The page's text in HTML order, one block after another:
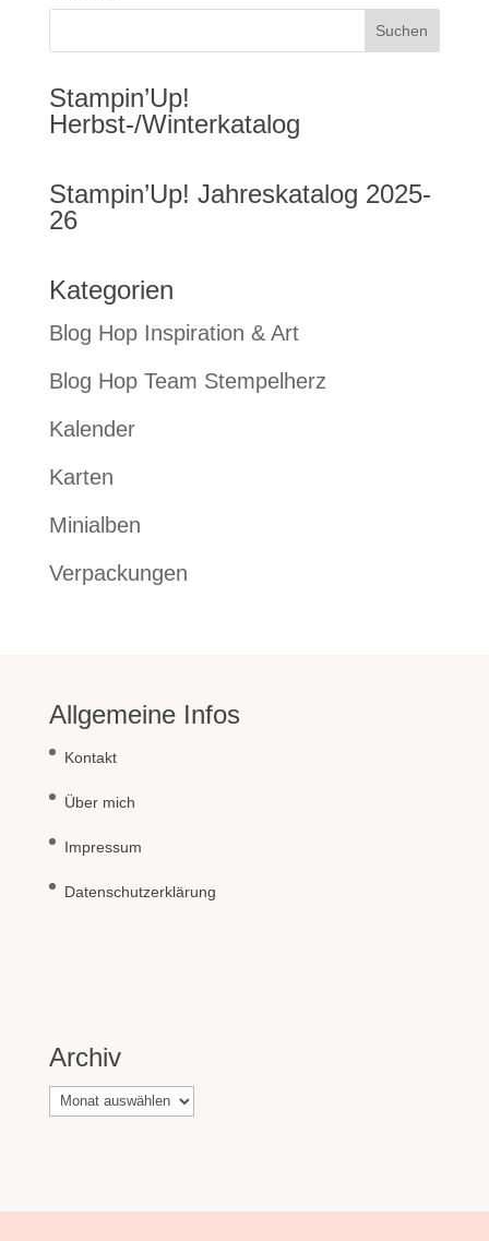
Stampin’Up!
Herbst-/Winterkatalog
Stampin’Up! Jahreskatalog 2025-
26
Kategorien
Blog Hop Inspiration & Art
Blog Hop Team Stempelherz
Kalender
Karten
Minialben
Verpackungen
Allgemeine Infos
Kontakt
Über mich
Impressum
Datenschutzerklärung
Archiv
Archiv